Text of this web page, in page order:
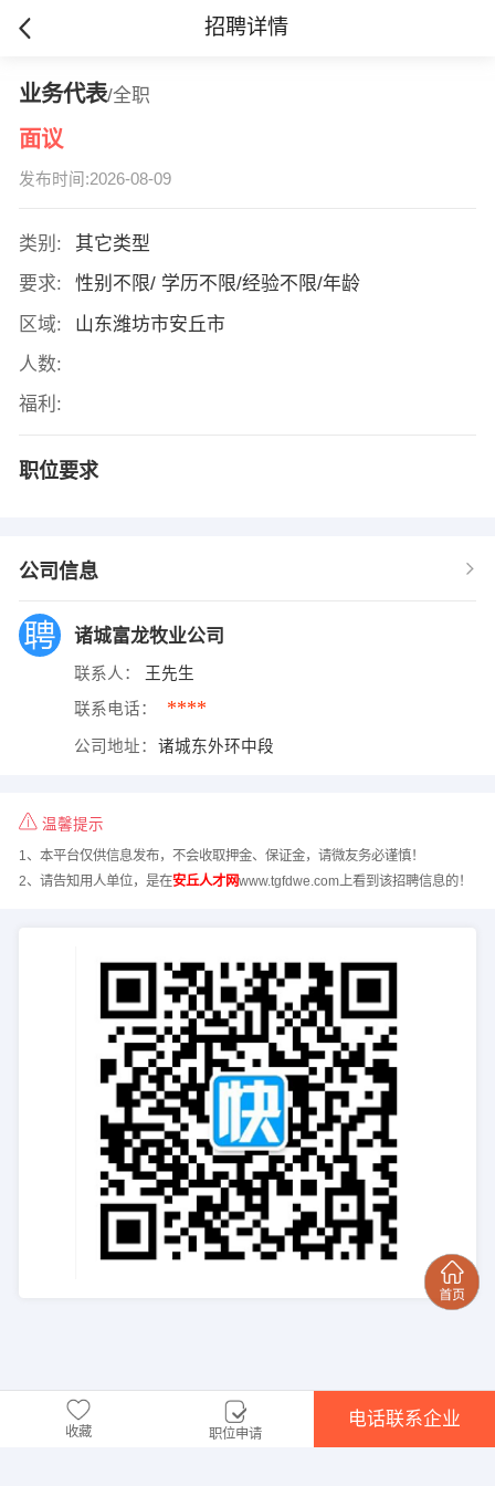
招聘详情
业务代表/全职
面议
发布时间:2026-08-09
类别:
其它类型
要求:
性别不限/ 学历不限/经验不限/年龄
区域:
山东潍坊市安丘市
人数:
福利:
职位要求
公司信息
诸城富龙牧业公司
联系人： 王先生
联系电话： ****
公司地址： 诸城东外环中段
温馨提示
1、本平台仅供信息发布，不会收取押金、保证金，请微友务必谨慎！
2、请告知用人单位，是在安丘人才网www.tgfdwe.com上看到该招聘信息的！
收藏 职位申请
电话联系企业